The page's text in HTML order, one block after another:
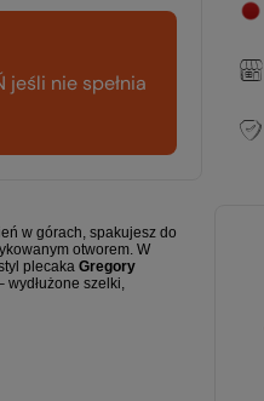
jeśli nie spełnia
w górach, spakujesz do
otworem. W
plecaka Gregory
wydłużone szelki,